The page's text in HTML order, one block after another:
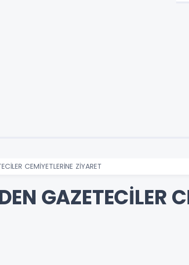
CEMİYETLERİNE ZİYARET
GAZETECİLER